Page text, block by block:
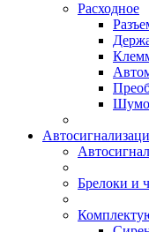
Расходное
Брелоки и